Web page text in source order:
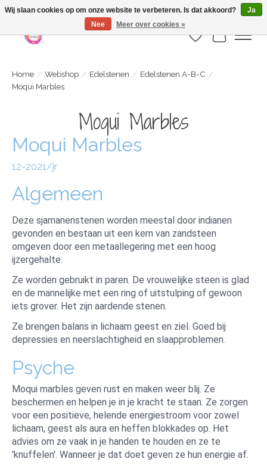
Webshop is geopend maar nog onder constructie | let op: Verzenden vanaf 29
juli
Verlanglijst
Home / Webshop / Edelstenen / Edelstenen A-B-C /
Moqui Marbles
Moqui Marbles
Moqui Marbles
12-2021/jr
Algemeen
Deze sjamanenstenen worden meestal door indianen
gevonden en bestaan uit een kern van zandsteen
omgeven door een metaallegering met een hoog
ijzergehalte.
Ze worden gebruikt in paren. De vrouwelijke steen is glad
en de mannelijke met een ring of uitstulping of gewoon
iets grover. Het zijn aardende stenen.
Ze brengen balans in lichaam geest en ziel. Goed bij
depressies en neerslachtigheid en slaapproblemen.
Psyche
Moqui marbles geven rust en maken weer blij. Ze
beschermen en helpen je in je kracht te staan. Ze zorgen
voor een positieve, helende energiestroom voor zowel
lichaam, geest als aura en heffen blokkades op. Het
advies om ze vaak in je handen te houden en ze te
'knuffelen'. Wanneer je dat doet geven ze hun energie af.
Wij slaan cookies op om onze website te verbeteren. Is dat akkoord?
Ja
Nee
Meer over cookies »